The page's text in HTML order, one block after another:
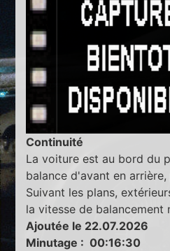
Continuité
La voiture est au bord du
balance d'avant en
Suivant les plans,
la vitesse de balancement
Ajoutée le 22.07.2026
Minutage : 00:16:30